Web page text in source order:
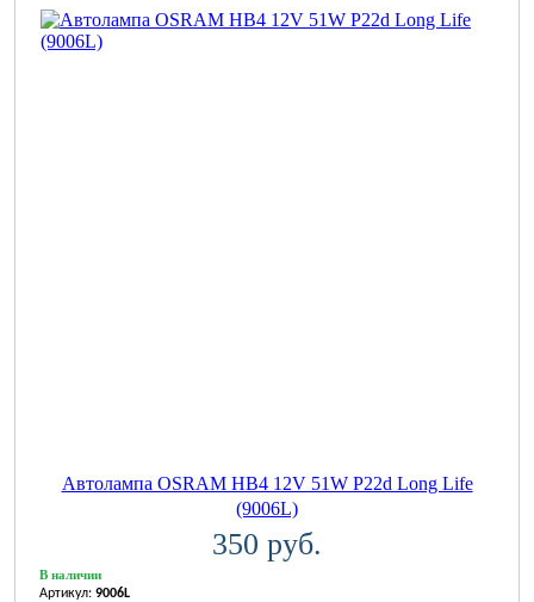
Автолампа OSRAM НВ4 12V 51W P22d Long Life
(9006L)
350 руб.
В наличии
Артикул: 9006L